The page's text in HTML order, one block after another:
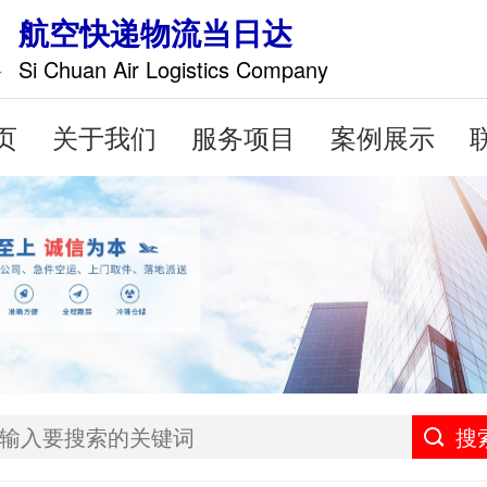
航空快递物流当日达
Si Chuan Air Logistics Company
关于我们 服务项目 案例展示